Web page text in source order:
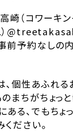
崎（コワーキ
前予約なしの
、個性あふれる
まちがちょっ
ある、でもちょ
ださい。